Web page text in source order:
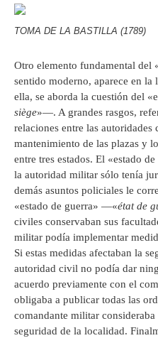
TOMA DE LA BASTILLA (1789)
Otro elemento fundamental del
sentido moderno, aparece en
ella, se aborda la cuestión del
siège»—. A grandes rasgos,
relaciones entre las autoridades
mantenimiento de las plazas y
entre tres estados. El «estado
la autoridad militar sólo tenía
demás asuntos policiales le
«estado de guerra» —«état de
civiles conservaban sus
militar podía implementar
Si estas medidas afectaban la
autoridad civil no podía dar
acuerdo previamente con el
obligaba a publicar todas las
comandante militar
seguridad de la localidad.